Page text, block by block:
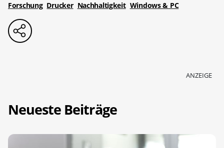
Forschung Drucker Nachhaltigkeit Windows & PC
ANZEIGE
Neueste Beiträge